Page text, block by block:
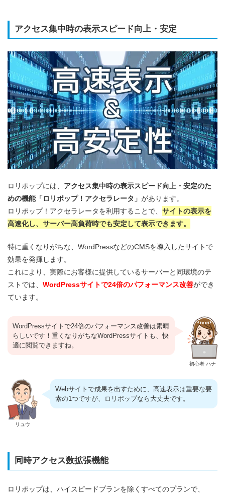
アクセス集中時の表示スピード向上・安定
ロリポップには、 アクセス集中時の表示スピード向上・安定のた
めの機能「ロリポップ！アクセラレータ」 があります。
ロリポップ！アクセラレータを利用することで、 サイトの表示を
高速化し、サーバー高負荷時でも安定して表示できます。
特に重くなりがちな、WordPressなどのCMSを導入したサイトで
効果を発揮します。
これにより、実際にお客様に提供しているサーバーと同環境のテ
ストでは、 WordPressサイトで24倍のパフォーマンス改善ができ
ています。
初心者 ハナ
WordPressサイトで24倍のパフォーマンス改善は素晴
らしいです！重くなりがちなWordPressサイトも、快
適に閲覧できますね。
リュウ
Webサイトで成果を出すために、高速表示は重要な要
素の1つですが、ロリポップなら大丈夫です。
同時アクセス数拡張機能
ロリポップは、ハイスピードプランを除くすべてのプランで、